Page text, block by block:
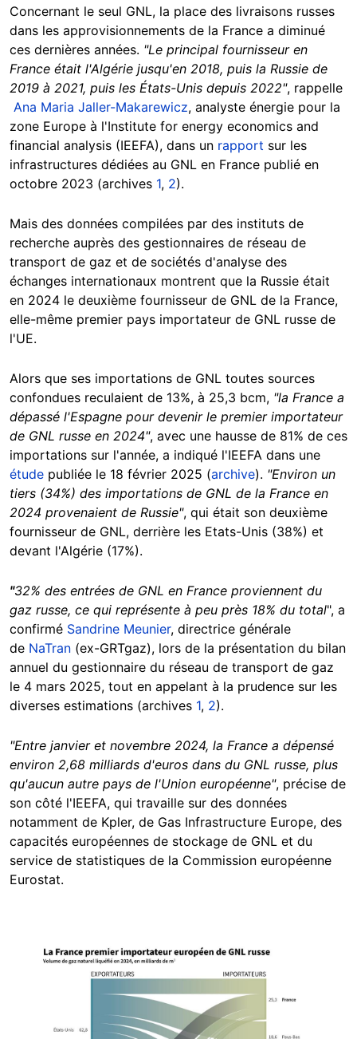
Concernant le seul GNL, la place des livraisons russes
dans les approvisionnements de la France a diminué
ces dernières années. "Le principal fournisseur en
France était l'Algérie jusqu'en 2018, puis la Russie de
2019 à 2021, puis les États-Unis depuis 2022", rappelle
Ana Maria Jaller-Makarewicz, analyste énergie pour la
zone Europe à l'Institute for energy economics and
financial analysis (IEEFA), dans un rapport sur les
infrastructures dédiées au GNL en France publié en
octobre 2023 (archives 1, 2).
Mais des données compilées par des instituts de
recherche auprès des gestionnaires de réseau de
transport de gaz et de sociétés d'analyse des
échanges internationaux montrent que la Russie était
en 2024 le deuxième fournisseur de GNL de la France,
elle-même premier pays importateur de GNL russe de
l'UE.
Alors que ses importations de GNL toutes sources
confondues reculaient de 13%, à 25,3 bcm, "la France a
dépassé l'Espagne pour devenir le premier importateur
de GNL russe en 2024", avec une hausse de 81% de ces
importations sur l'année, a indiqué l'IEEFA dans une
étude publiée le 18 février 2025 (archive). "Environ un
tiers (34%) des importations de GNL de la France en
2024 provenaient de Russie", qui était son deuxième
fournisseur de GNL, derrière les Etats-Unis (38%) et
devant l'Algérie (17%).
"32% des entrées de GNL en France proviennent du
gaz russe, ce qui représente à peu près 18% du total", a
confirmé Sandrine Meunier, directrice générale
de NaTran (ex-GRTgaz), lors de la présentation du bilan
annuel du gestionnaire du réseau de transport de gaz
le 4 mars 2025, tout en appelant à la prudence sur les
diverses estimations (archives 1, 2).
"Entre janvier et novembre 2024, la France a dépensé
environ 2,68 milliards d'euros dans du GNL russe, plus
qu'aucun autre pays de l'Union européenne", précise de
son côté l'IEEFA, qui travaille sur des données
notamment de Kpler, de Gas Infrastructure Europe, des
capacités européennes de stockage de GNL et du
service de statistiques de la Commission européenne
Eurostat.